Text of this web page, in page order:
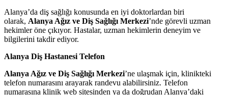
Alanya’da diş sağlığı konusunda en iyi doktorlardan biri
olarak, Alanya Ağız ve Diş Sağlığı Merkezi’nde görevli uzman
hekimler öne çıkıyor. Hastalar, uzman hekimlerin deneyim ve
bilgilerini takdir ediyor.
Alanya Diş Hastanesi Telefon
Alanya Ağız ve Diş Sağlığı Merkezi’ne ulaşmak için, klinikteki
telefon numarasını arayarak randevu alabilirsiniz. Telefon
numarasına klinik web sitesinden ya da doğrudan Alanya’daki